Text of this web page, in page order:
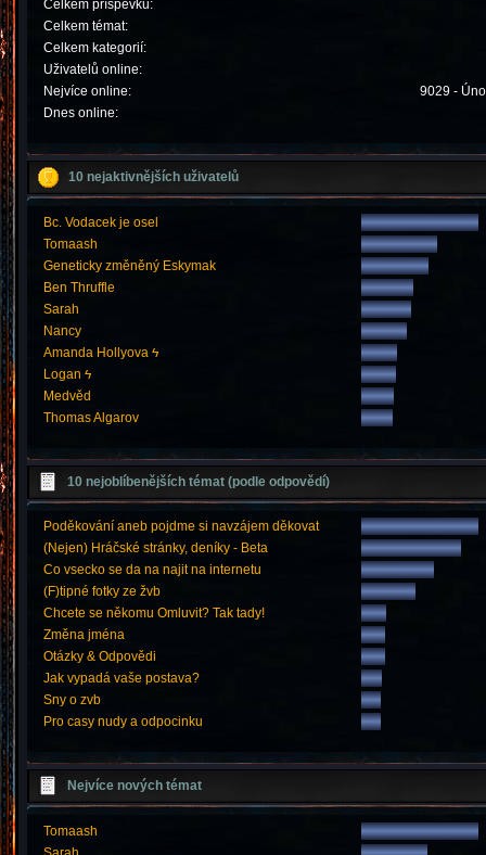
Celkem příspěvků:
Celkem témat:
Celkem kategorií:
Uživatelů online:
Nejvíce online:
9029 -
Dnes online:
10 nejaktivnějších uživatelů
Bc. Vodacek je osel
Tomaash
Geneticky změněný Eskymak
Ben Thruffle
Sarah
Nancy
Amanda Hollyova ϟ
Logan ϟ
Medvěd
Thomas Algarov
10 nejoblíbenějších témat (podle odpovědí)
Poděkování aneb pojdme si navzájem děkovat
(Nejen) Hráčské stránky, deníky - Beta
Co vsecko se da na najit na internetu
(F)tipné fotky ze žvb
Chcete se někomu Omluvit? Tak tady!
Změna jména
Otázky & Odpovědi
Jak vypadá vaše postava?
Sny o zvb
Pro casy nudy a odpocinku
Nejvíce nových témat
Tomaash